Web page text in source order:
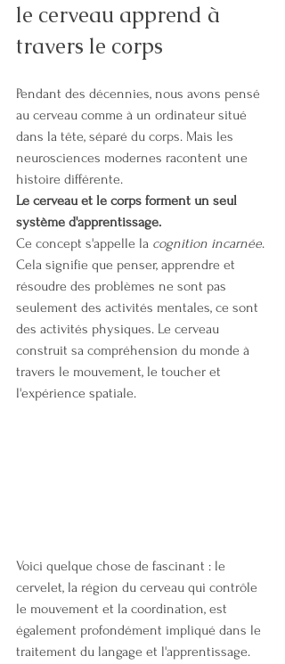
le cerveau apprend à
travers le corps
Pendant des décennies, nous avons pensé
au cerveau comme à un ordinateur situé
dans la tête, séparé du corps. Mais les
neurosciences modernes racontent une
histoire différente.
Le cerveau et le corps forment un seul
système d'apprentissage.
Ce concept s'appelle la cognition incarnée.
Cela signifie que penser, apprendre et
résoudre des problèmes ne sont pas
seulement des activités mentales, ce sont
des activités physiques. Le cerveau
construit sa compréhension du monde à
travers le mouvement, le toucher et
l'expérience spatiale.
Voici quelque chose de fascinant : le
cervelet, la région du cerveau qui contrôle
le mouvement et la coordination, est
également profondément impliqué dans le
traitement du langage et l'apprentissage.